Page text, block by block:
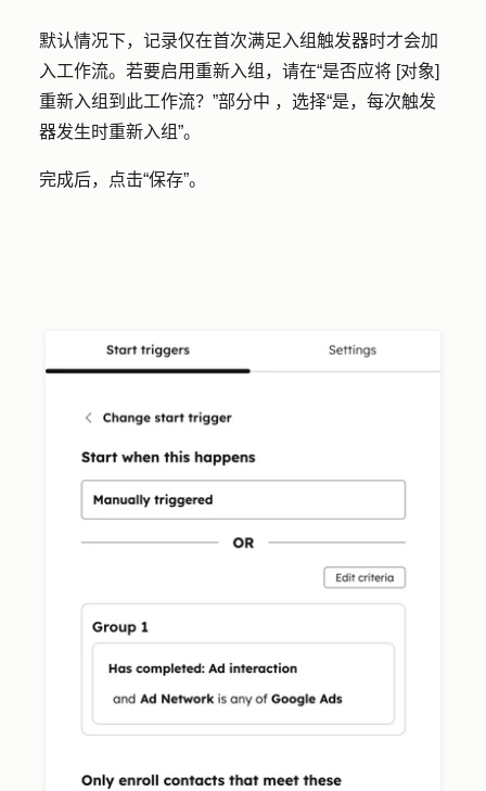
默认情况下，记录仅在首次满足入组触发器时才会加
入工作流。若要启用重新入组，请在“是否应将 [对象]
重新入组到此工作流？”部分中 ，选择“是，每次触发
器发生时重新入组”。
完成后，点击“保存”。